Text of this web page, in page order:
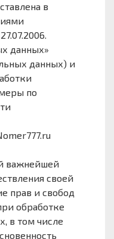
в
данных»
данных) и
по
важнейшей
своей
прав и свобод
обработке
в том числе